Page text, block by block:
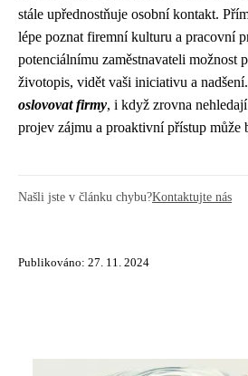
stále upřednostňuje osobní kontakt.
lépe poznat firemní kulturu a pracovní
potenciálnímu zaměstnavateli možnost
životopis, vidět vaši iniciativu a nadšení.
oslovovat firmy, i když zrovna
projev zájmu a proaktivní přístup může
Našli jste v článku chybu?Kontaktujte nás
Publikováno: 27. 11. 2024